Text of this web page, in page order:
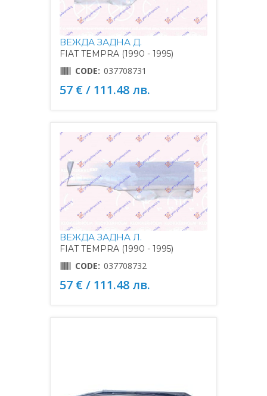
ВЕЖДА ЗАДНА Д.
FIAT TEMPRA (1990 - 1995)
CODE: 037708731
57 € / 111.48 лв.
ВЕЖДА ЗАДНА Л.
FIAT TEMPRA (1990 - 1995)
CODE: 037708732
57 € / 111.48 лв.